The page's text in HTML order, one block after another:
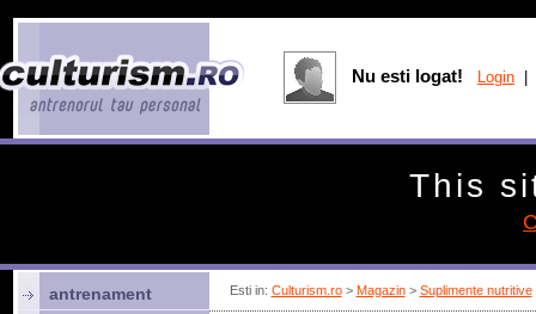
Esti in: Culturism.ro> Magazin> Suplimente nutritive
antrenament
Nu esti logat! Login
This